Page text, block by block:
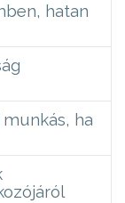
hatan
ha